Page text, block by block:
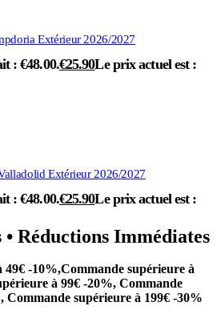
Extérieur 2026/2027
: €48.00.€25.90Le prix actuel est :
Extérieur 2026/2027
: €48.00.€25.90Le prix actuel est :
Réductions Immédiates
-10%,Commande supérieure à
à 99€ -20%, Commande
Commande supérieure à 199€ -30%